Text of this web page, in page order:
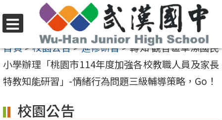
至
要
內
區
選
單
首頁>校園公告>進修研習>轉知 觀音區草漯國民
小學辦理「桃園市114年度加強各校教職人員及家長
特教知能研習」-情緒行為問題三級輔導策略，Go！
校園公告